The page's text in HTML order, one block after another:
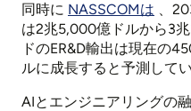
同時に NASSCOMは 、
は2兆5,000億ドルから3
ドのER&D輸出は現在の
ルに成長すると予測してい
AIとエンジニアリングの